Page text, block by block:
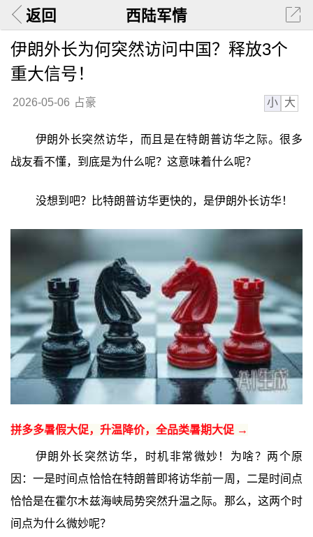
返回 西陆军情
伊朗外长为何突然访问中国？释放3个
重大信号！
2026-05-06 占豪 小 大
伊朗外长突然访华，而且是在特朗普访华之际。很多
战友看不懂，到底是为什么呢？这意味着什么呢？
没想到吧？比特朗普访华更快的，是伊朗外长访华！
拼多多暑假大促，升温降价，全品类暑期大促 →
伊朗外长突然访华，时机非常微妙！为啥？两个原
因：一是时间点恰恰在特朗普即将访华前一周，二是时间点
恰恰是在霍尔木兹海峡局势突然升温之际。那么，这两个时
间点为什么微妙呢？